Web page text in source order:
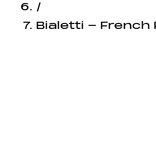
/
Bialetti - French